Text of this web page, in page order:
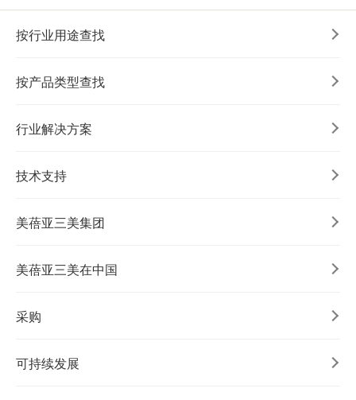
按行业用途查找
按产品类型查找
行业解决方案
技术支持
美蓓亚三美集团
美蓓亚三美在中国
采购
可持续发展